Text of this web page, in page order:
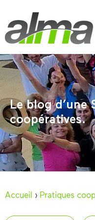
Le blog d’une
coopératives.
Accueil › Pratiques